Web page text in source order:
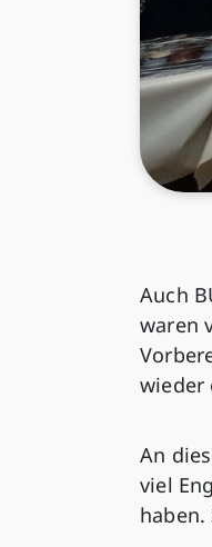
Auch
waren
wieder
An
viel